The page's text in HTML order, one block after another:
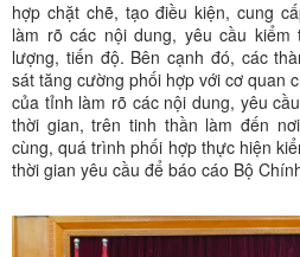
hợp chặt chẽ, tạo điều kiện, cung
làm rõ các nội dung, yêu cầu
lượng, tiến độ. Bên cạnh đó, các
sát tăng cường phối hợp với cơ quan
của tỉnh làm rõ các nội dung, yêu
thời gian, trên tinh thần làm đến
cùng, quá trình phối hợp thực hiện
thời gian yêu cầu để báo cáo Bộ